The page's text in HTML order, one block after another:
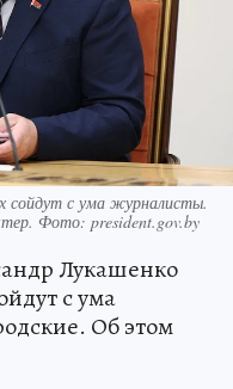
сойдут с ума журналисты.
Фото: president.gov.by
Лукашенко
с ума
Об этом